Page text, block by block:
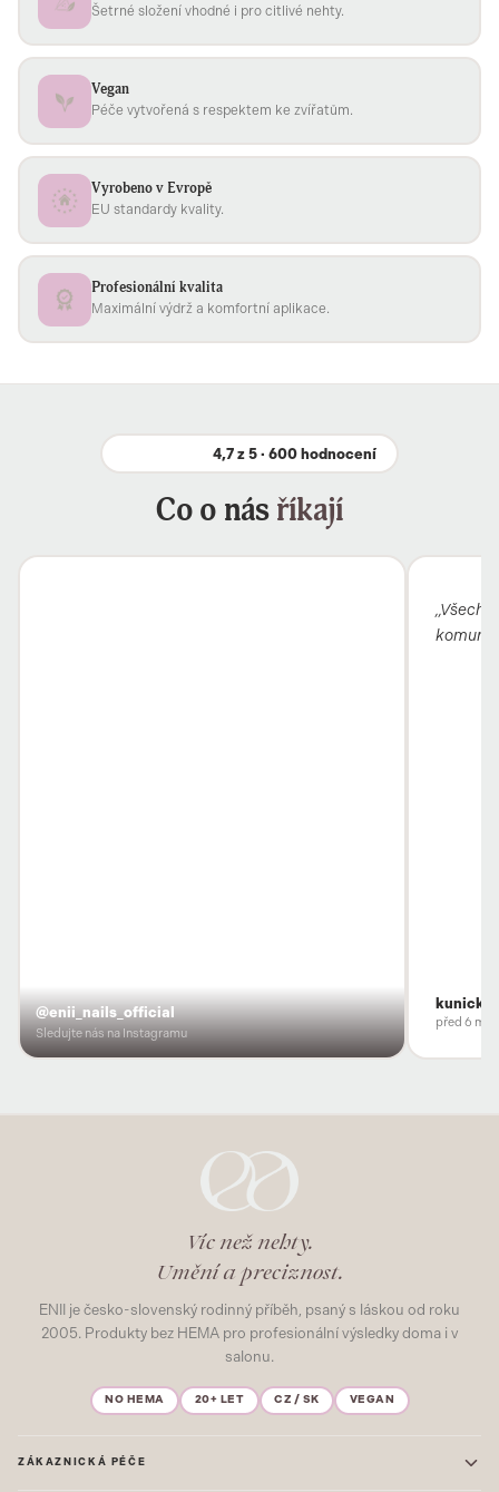
Šetrné složení vhodné i pro citlivé nehty.
Vegan
Péče vytvořená s respektem ke zvířatům.
Vyrobeno v Evropě
EU standardy kvality.
Profesionální kvalita
Maximální výdrž a komfortní aplikace.
4,7 z 5 · 600 hodnocení
Co o násříkají
@enii_nails_official
Sledujte nás na Instagramu
před 6
Víc než nehty.
Umění a preciznost.
ENII je česko-slovenský rodinný příběh, psaný s láskou od roku
2005. Produkty bez HEMA pro profesionální výsledky doma i v
salonu.
NO HEMA 20+ LET CZ / SK VEGAN
ZÁKAZNICKÁ PÉČE